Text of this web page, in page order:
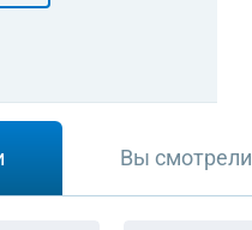
Вы смотрели